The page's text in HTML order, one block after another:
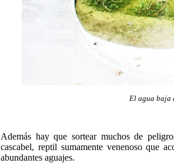
El agua baja
Además hay que sortear muchos de
cascabel, reptil sumamente venenoso que
abundantes aguajes.